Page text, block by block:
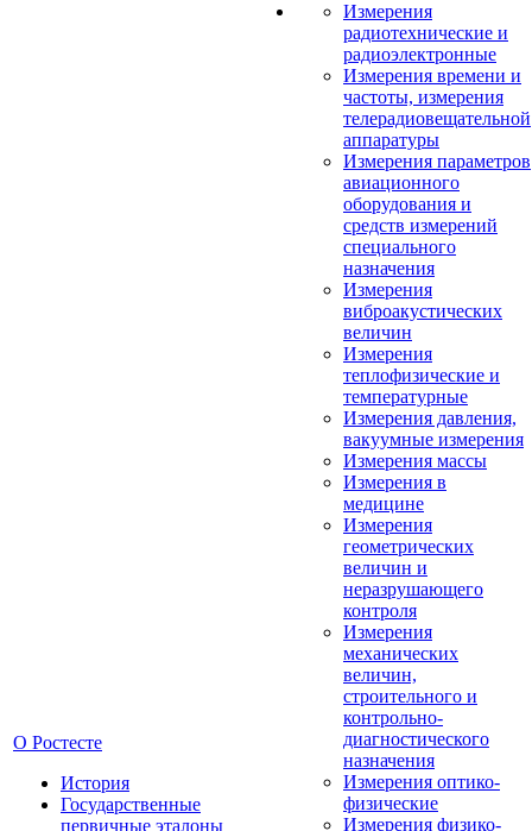
О Ростесте
История
Государственные
первичные эталоны
Измерения
радиотехнические и
радиоэлектронные
Измерения времени и
частоты, измерения
телерадиовещательной
аппаратуры
Измерения параметров
авиационного
оборудования и
средств измерений
специального
назначения
Измерения
виброакустических
величин
Измерения
теплофизические и
температурные
Измерения давления,
вакуумные измерения
Измерения массы
Измерения в
медицине
Измерения
геометрических
величин и
неразрушающего
контроля
Измерения
механических
величин,
строительного и
контрольно-
диагностического
назначения
Измерения оптико-
физические
Измерения физико-